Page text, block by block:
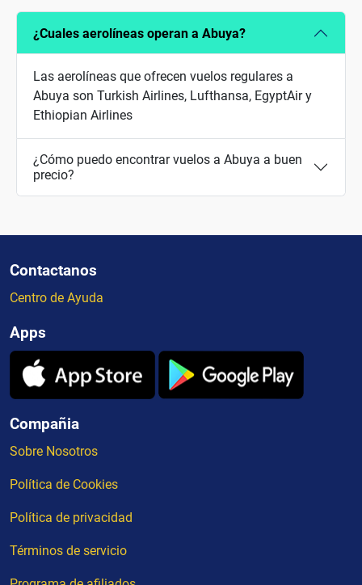
¿Cuales aerolíneas operan a Abuya?
Las aerolíneas que ofrecen vuelos regulares a
Abuya son Turkish Airlines, Lufthansa, EgyptAir y
Ethiopian Airlines
¿Cómo puedo encontrar vuelos a Abuya a buen
precio?
Contactanos
Centro de Ayuda
Apps
Compañia
Sobre Nosotros
Política de Cookies
Política de privacidad
Términos de servicio